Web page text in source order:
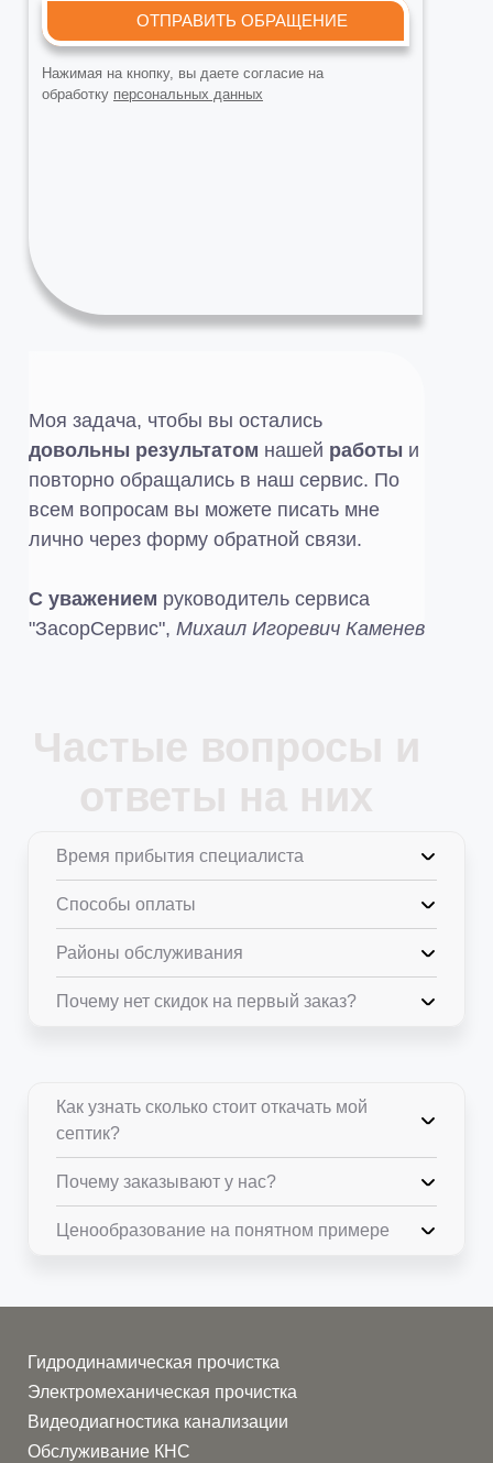
ОТПРАВИТЬ ОБРАЩЕНИЕ
Нажимая на кнопку, вы даете согласие на
обработку персональных данных
Моя задача, чтобы вы остались
довольны результатом нашей работы и
повторно обращались в наш сервис. По
всем вопросам вы можете писать мне
лично через форму обратной связи.
С уважением руководитель сервиса
"ЗасорСервис", Михаил Игоревич Каменев
Время прибытия специалиста
Способы оплаты
Районы обслуживания
Почему нет скидок на первый заказ?
Как узнать сколько стоит откачать мой
септик?
Почему заказывают у нас?
Ценообразование на понятном примере
Частые вопросы и
ответы на них
Гидродинамическая прочистка
Электромеханическая прочистка
Видеодиагностика канализации
Обслуживание КНС